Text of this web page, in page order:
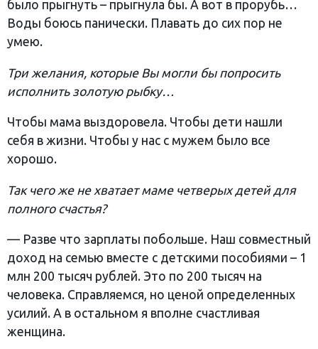
было прыгнуть – прыгнула бы. А вот в прорубь…
Воды боюсь панически. Плавать до сих пор не
умею.
Три желания, которые Вы могли бы попросить
исполнить золотую рыбку…
Чтобы мама выздоровела. Чтобы дети нашли
себя в жизни. Чтобы у нас с мужем было все
хорошо.
Так чего же не хватает маме четверых детей для
полного счастья?
— Разве что зарплаты побольше. Наш совместный
доход на семью вместе с детскими пособиями – 1
млн 200 тысяч рублей. Это по 200 тысяч на
человека. Справляемся, но ценой определенных
усилий. А в остальном я вполне счастливая
женщина.